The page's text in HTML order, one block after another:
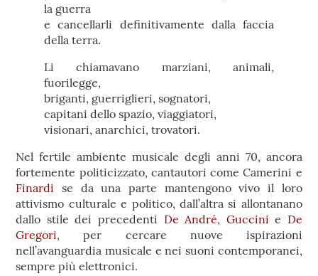
la guerra
e cancellarli definitivamente dalla faccia
della terra.
Li chiamavano marziani, animali,
fuorilegge,
briganti, guerriglieri, sognatori,
capitani dello spazio, viaggiatori,
visionari, anarchici, trovatori.
Nel fertile ambiente musicale degli anni 70, ancora
fortemente politicizzato, cantautori come Camerini e
Finardi se da una parte mantengono vivo il loro
attivismo culturale e politico, dall’altra si allontanano
dallo stile dei precedenti De André, Guccini e De
Gregori, per cercare nuove ispirazioni
nell’avanguardia musicale e nei suoni contemporanei,
sempre più elettronici.